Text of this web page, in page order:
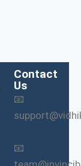
Contact
Us
📧
📧